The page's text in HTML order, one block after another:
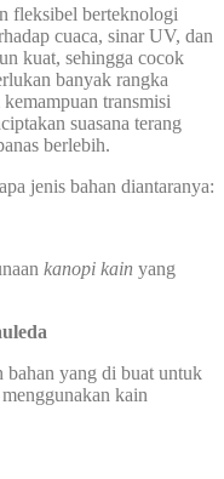
fleksibel berteknologi
cuaca, sinar UV, dan
kuat, sehingga cocok
banyak rangka
transmisi
suasana terang
berlebih.
jenis bahan diantaranya:
kanopi kain yang
bahan yang di buat untuk
kain